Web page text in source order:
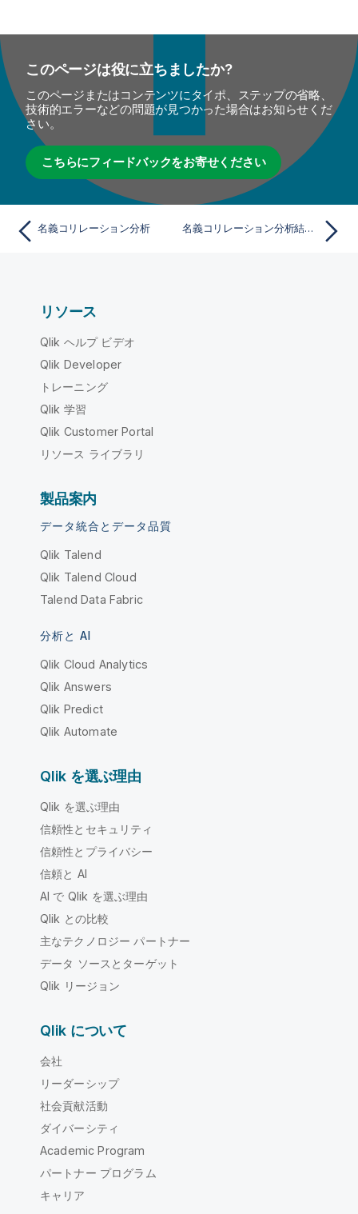
このページは役に立ちましたか?
このページまたはコンテンツにタイポ、ステップの省略、
技術的エラーなどの問題が見つかった場合はお知らせくだ
さい。
こちらにフィードバックをお寄せください
名義コリレーション分析 名義コリレーション分析結果の検討
リソース
Qlik ヘルプ ビデオ
Qlik Developer
トレーニング
Qlik 学習
Qlik Customer Portal
リソース ライブラリ
製品案内
データ統合とデータ品質
Qlik Talend
Qlik Talend Cloud
Talend Data Fabric
分析と AI
Qlik Cloud Analytics
Qlik Answers
Qlik Predict
Qlik Automate
Qlik を選ぶ理由
Qlik を選ぶ理由
信頼性とセキュリティ
信頼性とプライバシー
信頼と AI
AI で Qlik を選ぶ理由
Qlik との比較
主なテクノロジー パートナー
データ ソースとターゲット
Qlik リージョン
Qlik について
会社
リーダーシップ
社会貢献活動
ダイバーシティ
Academic Program
パートナー プログラム
キャリア